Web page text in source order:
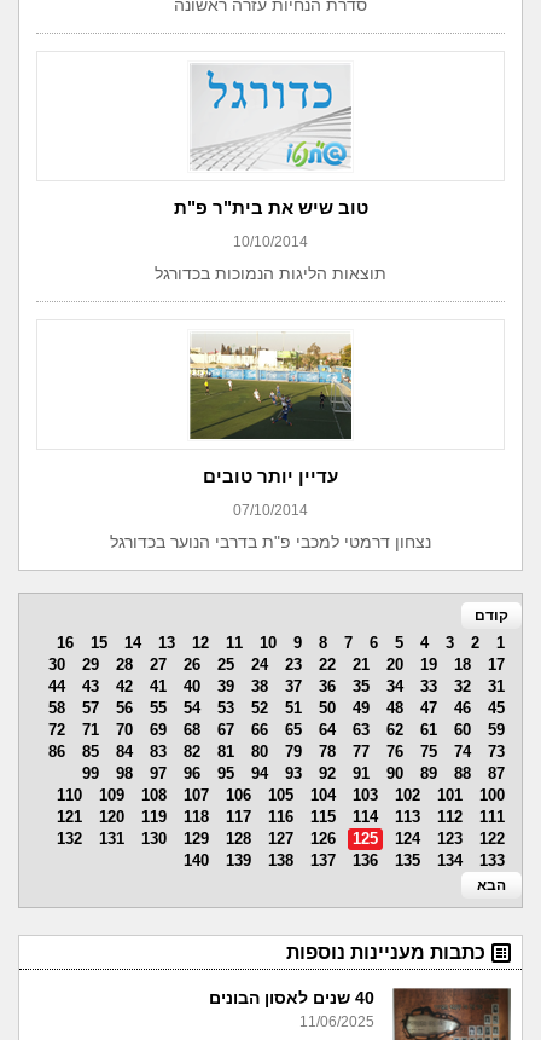
סדרת הנחיות עזרה ראשונה
טוב שיש את בית"ר פ"ת
10/10/2014
תוצאות הליגות הנמוכות בכדורגל
עדיין יותר טובים
07/10/2014
נצחון דרמטי למכבי פ"ת בדרבי הנוער בכדורגל
קודם
1
2
3
4
5
6
7
8
9
10
11
12
13
14
15
16
17
18
19
20
21
22
23
24
25
26
27
28
29
30
31
32
33
34
35
36
37
38
39
40
41
42
43
44
45
46
47
48
49
50
51
52
53
54
55
56
57
58
59
60
61
62
63
64
65
66
67
68
69
70
71
72
73
74
75
76
77
78
79
80
81
82
83
84
85
86
87
88
89
90
91
92
93
94
95
96
97
98
99
100
101
102
103
104
105
106
107
108
109
110
111
112
113
114
115
116
117
118
119
120
121
122
123
124
125
126
127
128
129
130
131
132
133
134
135
136
137
138
139
140
הבא
כתבות מעניינות נוספות
40 שנים לאסון הבונים
11/06/2025